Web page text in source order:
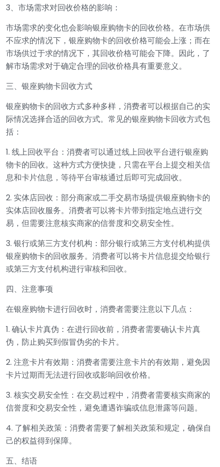
3、市场需求对回收价格的影响：
市场需求的变化也会影响银座购物卡的回收价格。在市场供
不应求的情况下，银座购物卡的回收价格可能会上涨；而在
市场供过于求的情况下，其回收价格可能会下降。因此，了
解市场需求对于确定合理的回收价格具有重要意义。
三、银座购物卡回收方式
银座购物卡的回收方式多种多样，消费者可以根据自己的实
际情况选择合适的回收方式。常见的银座购物卡回收方式包
括：
1. 线上回收平台：消费者可以通过线上回收平台进行银座购
物卡的回收。这种方式方便快捷，只需在平台上提交相关信
息和卡片信息，等待平台审核通过后即可完成回收。
2. 实体店回收：部分商家或二手交易市场提供银座购物卡的
实体店回收服务。消费者可以将卡片带到指定地点进行交
易，但需要注意核实商家的信誉度和交易安全性。
3. 银行或第三方支付机构：部分银行或第三方支付机构提供
银座购物卡的回收服务。消费者可以将卡片信息提交给银行
或第三方支付机构进行审核和回收。
四、注意事项
在银座购物卡进行回收时，消费者需要注意以下几点：
1. 确认卡片真伪：在进行回收前，消费者需要确认卡片真
伪，防止购买到假冒伪劣的卡片。
2. 注意卡片有效期：消费者需要注意卡片的有效期，避免因
卡片过期而无法进行回收或影响回收价格。
3. 核实交易安全性：在交易过程中，消费者需要核实商家的
信誉度和交易安全性，避免遭遇诈骗或信息泄露等问题。
4. 了解相关政策：消费者需要了解相关政策和规定，确保自
己的权益得到保障。
五、结语